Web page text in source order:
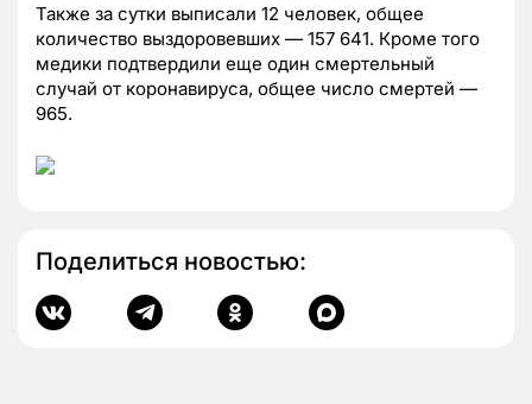
Также за сутки выписали 12 человек, общее
количество выздоровевших — 157 641. Кроме того
медики подтвердили еще один смертельный
случай от коронавируса, общее число смертей —
965.
Поделиться новостью: